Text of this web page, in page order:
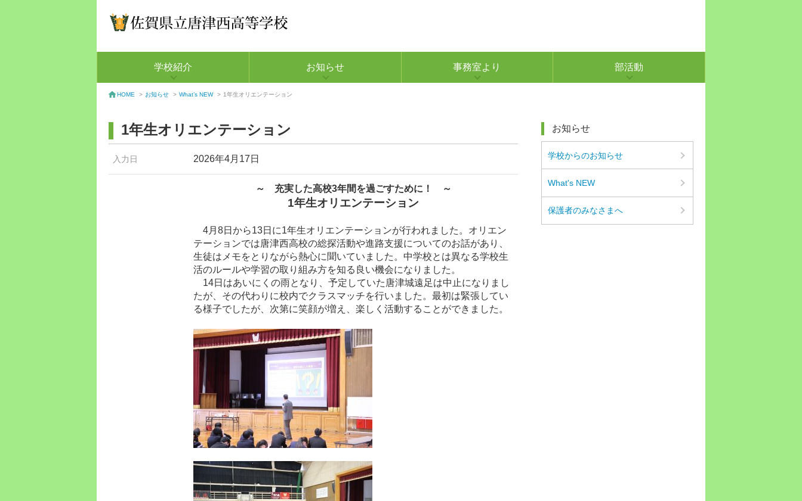
学校紹介 お知らせ 事務室より 部活動
HOME > お知らせ > What’s NEW > 1年生オリエンテーション
1年生オリエンテーション
入力日 2026年4月17日
～ 充実した高校3年間を過ごすために！ ～
1年生オリエンテーション
4月8日から13日に1年生オリエンテーションが行われました。オリエン
テーションでは唐津西高校の総探活動や進路支援についてのお話があり、
生徒はメモをとりながら熱心に聞いていました。中学校とは異なる学校生
活のルールや学習の取り組み方を知る良い機会になりました。
14日はあいにくの雨となり、予定していた唐津城遠足は中止になりまし
たが、その代わりに校内でクラスマッチを行いました。最初は緊張してい
る様子でしたが、次第に笑顔が増え、楽しく活動することができました。
お知らせ
学校からのお知らせ
What's NEW
保護者のみなさまへ